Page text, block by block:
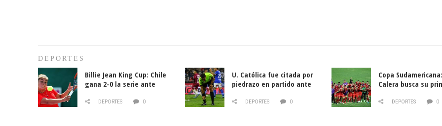
DEPORTES
Billie Jean King Cup: Chile
gana 2-0 la serie ante
DEPORTES 0
U. Católica fue citada por
piedrazo en partido ante
DEPORTES 0
Copa
Calera busca su
DEPORTES 0